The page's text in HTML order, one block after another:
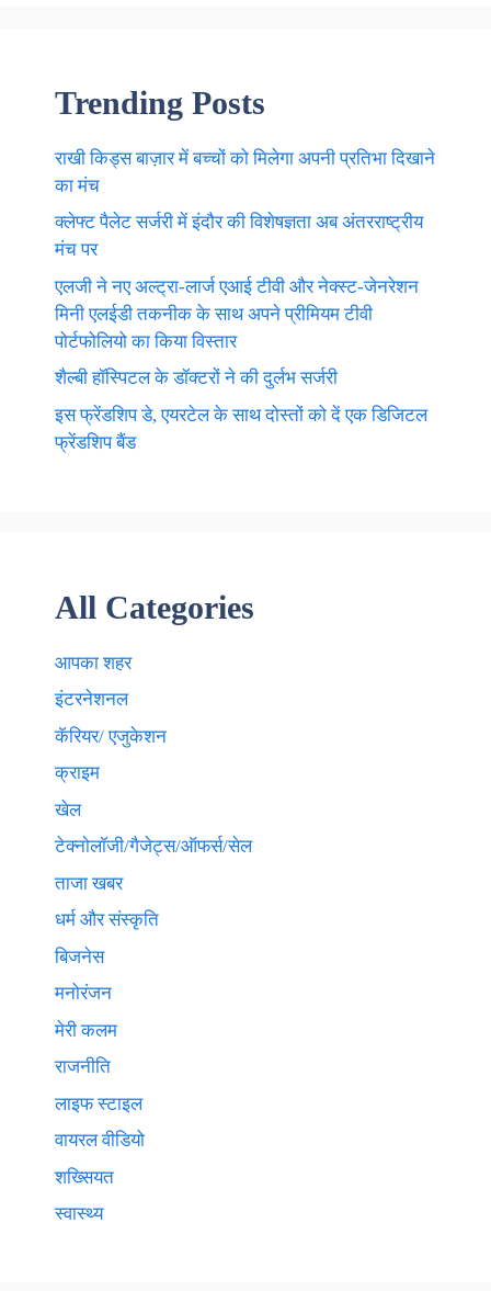
Trending Posts
राखी किड्स बाज़ार में बच्चों को मिलेगा अपनी प्रतिभा दिखाने
का मंच
क्लेफ्ट पैलेट सर्जरी में इंदौर की विशेषज्ञता अब अंतरराष्ट्रीय
मंच पर
एलजी ने नए अल्ट्रा-लार्ज एआई टीवी और नेक्स्ट-जेनरेशन
मिनी एलईडी तकनीक के साथ अपने प्रीमियम टीवी
पोर्टफोलियो का किया विस्तार
शैल्बी हॉस्पिटल के डॉक्टरों ने की दुर्लभ सर्जरी
इस फ्रेंडशिप डे, एयरटेल के साथ दोस्तों को दें एक डिजिटल
फ्रेंडशिप बैंड
All Categories
आपका शहर
इंटरनेशनल
कॅरियर/ एजुकेशन
क्राइम
खेल
टेक्नाेलाॅजी/गैजेट्स/ऑफर्स/सेल
ताजा खबर
धर्म और संस्कृति
बिजनेस
मनोरंजन
मेरी कलम
राजनीति
लाइफ स्टाइल
वायरल वीडियो
शख्सियत
स्वास्थ्य